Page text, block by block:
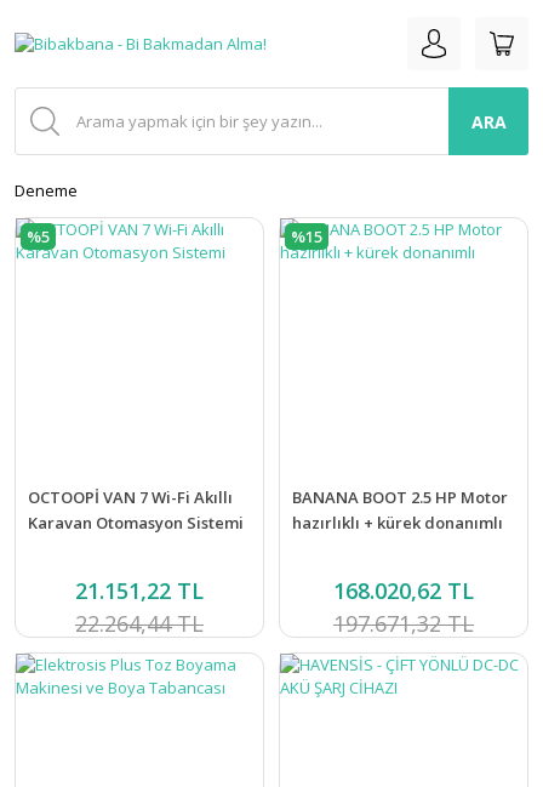
ARA
Deneme
%5
OCTOOPİ VAN 7 Wi-Fi Akıllı
Karavan Otomasyon Sistemi
21.151,22 TL
22.264,44 TL
%15
BANANA BOOT 2.5 HP Motor
hazırlıklı + kürek donanımlı
168.020,62 TL
197.671,32 TL